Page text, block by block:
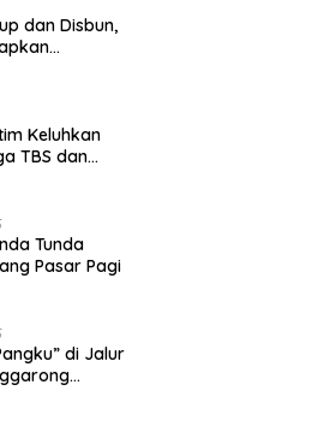
Korban Tenggelam di Sungai
dan Disbun,
Keluhkan
TBS dan
Tunda
Pasar Pagi
di Jalur